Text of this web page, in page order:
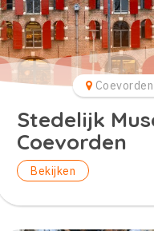
Coevorden
Stedelijk
Coevorden
Bekijken